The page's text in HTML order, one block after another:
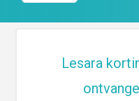
Lesara